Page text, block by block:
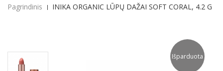
Pagrindinis INIKA ORGANIC LŪPŲ DAŽAI SOFT CORAL, 4.2 G
Išparduota